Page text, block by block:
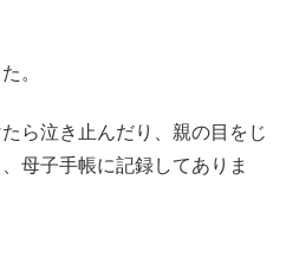
。
ら泣き止んだり、親の目をじ
母子手帳に記録してありま